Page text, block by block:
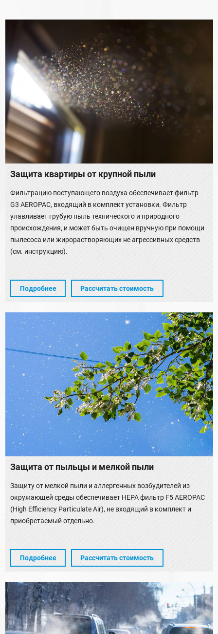
Защита квартиры от крупной пыли
Фильтрацию поступающего воздуха обеспечивает фильтр
G3 AEROPAC, входящий в комплект установки. Фильтр
улавливает грубую пыль технического и природного
происхождения, и может быть очищен вручную при помощи
пылесоса или жирорастворяющих не агрессивных средств
(см. инструкцию).
Подробнее Рассчитать стоимость
Защита от пыльцы и мелкой пыли
Защиту от мелкой пыли и аллергенных возбудителей из
окружающей среды обеспечивает HEPA фильтр F5 AEROPAC
(High Efficiency Particulate Air), не входящий в комплект и
приобретаемый отдельно.
Подробнее Рассчитать стоимость